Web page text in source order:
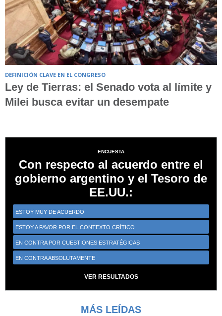
DEFINICIÓN CLAVE EN EL CONGRESO
Ley de Tierras: el Senado vota al límite y
Milei busca evitar un desempate
ENCUESTA
Con respecto al acuerdo entre el
gobierno argentino y el Tesoro de
EE.UU.:
ESTOY MUY DE ACUERDO
ESTOY A FAVOR POR EL CONTEXTO CRÍTICO
EN CONTRA POR CUESTIONES ESTRATÉGICAS
EN CONTRA ABSOLUTAMENTE
VER RESULTADOS
MÁS LEÍDAS